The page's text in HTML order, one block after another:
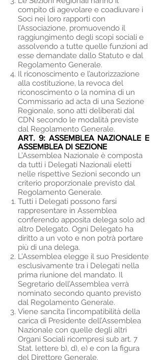
compito di agevolare e coadiuvare i
Soci nei loro rapporti con
l’Associazione, promuovendo il
raggiungimento degli scopi sociali e
assolvendo a tutte quelle funzioni ad
esse demandate dallo Statuto e dal
Regolamento Generale.
Il riconoscimento e l’autorizzazione
alla costituzione, la revoca del
riconoscimento o la nomina di un
Commissario ad acta di una Sezione
Regionale, sono atti deliberati dal
CDN secondo le modalità previste
dal Regolamento Generale.
ART. 9: ASSEMBLEA NAZIONALE E
ASSEMBLEA DI SEZIONE
L’Assemblea Nazionale è composta
da tutti i Delegati Nazionali eletti
nelle rispettive Sezioni secondo un
criterio proporzionale previsto dal
Regolamento Generale.
Tutti i Delegati possono farsi
rappresentare in Assemblea
conferendo apposita delega solo ad
altro Delegato. Ogni Delegato ha
diritto a un voto e non potrà portare
più di una delega.
L’Assemblea elegge il suo Presidente
esclusivamente tra i Delegati nella
prima riunione del mandato. Il
Segretario dell’Assemblea verrà
nominato secondo quanto previsto
dal Regolamento Generale.
Viene sancita l’incompatibilità della
carica di Presidente dell’Assemblea
Nazionale con quelle degli altri
Organi Sociali ricompresi sub art. 7
Stat. lettere b), d), e) e con la figura
del Direttore Generale.